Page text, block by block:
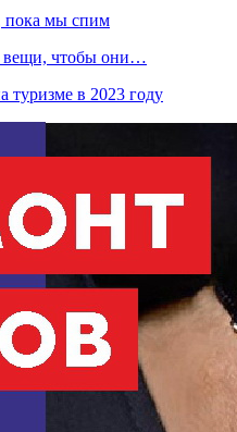
пока мы спим
вещи, чтобы они…
туризме в 2023 году